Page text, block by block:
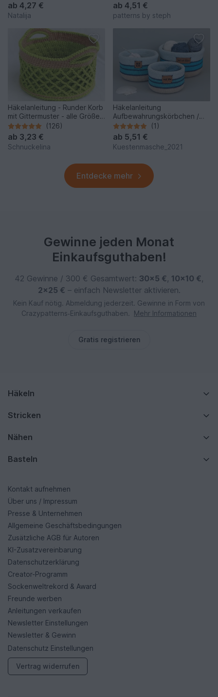
ab 4,27 €
Natalija
ab 4,51 €
patterns by steph
Häkelanleitung - Runder Korb
mit Gittermuster - alle Größen
möglich
(126)
ab 3,23 €
Schnuckelina
Häkelanleitung
Aufbewahrungskörbchen /
Utensilo "Meerliebe" - 3
Größen
(1)
ab 5,51 €
Kuestenmasche_2021
Entdecke mehr
Gewinne jeden Monat
Einkaufsguthaben!
42 Gewinne / 300 € Gesamtwert: 30×5 €, 10×10 €,
2×25 € – einfach Newsletter aktivieren.
Kein Kauf nötig. Abmeldung jederzeit. Gewinne in Form von
Crazypatterns‑Einkaufsguthaben.
Mehr Informationen
Gratis registrieren
Häkeln
Stricken
Nähen
Basteln
Kontakt aufnehmen
Über uns / Impressum
Presse & Unternehmen
Allgemeine Geschäftsbedingungen
Zusätzliche AGB für Autoren
KI-Zusatzvereinbarung
Datenschutzerklärung
Creator-Programm
Sockenweltrekord & Award
Freunde werben
Anleitungen verkaufen
Newsletter Einstellungen
Newsletter & Gewinn
Datenschutz Einstellungen
Vertrag widerrufen